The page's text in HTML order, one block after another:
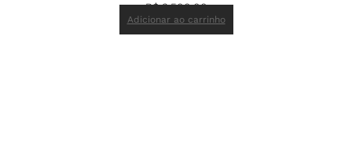
R$3.500,00
Adicionar ao carrinho